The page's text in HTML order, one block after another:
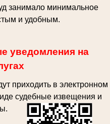
занимало минимальное
и удобным.
уведомления на
приходить в электронном
судебные извещения и